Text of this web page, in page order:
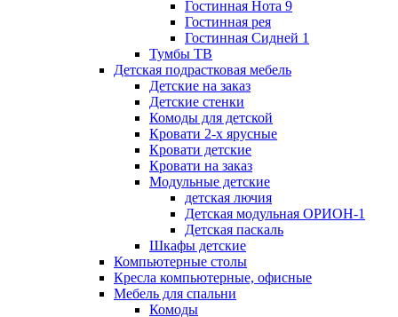
Гостинная Нота 9
Гостинная рея
Гостинная Сидней 1
Тумбы ТВ
Детская подрастковая мебель
Детские на заказ
Детские стенки
Комоды для детской
Кровати 2-х ярусные
Кровати детские
Кровати на заказ
Модульные детские
детская лючия
Детская модульная ОРИОН-1
Детская паскаль
Шкафы детские
Компьютерные столы
Кресла компьютерные, офисные
Мебель для спальни
Комоды